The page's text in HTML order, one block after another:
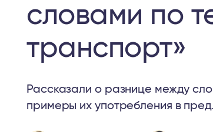
словами по
транспорт»
Рассказали о разнице между
примеры их употребления в